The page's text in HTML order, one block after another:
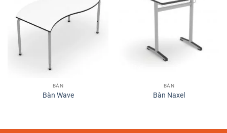
BÀN
Bàn Wave
BÀN
Bàn Naxel